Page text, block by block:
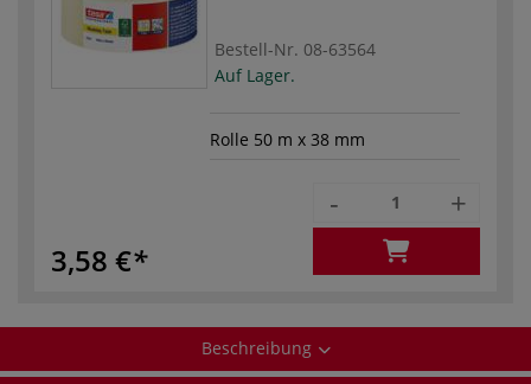
Bestell-Nr. 08-63564
Auf Lager.
Rolle 50 m x 38 mm
3,58 €
- +
Beschreibung